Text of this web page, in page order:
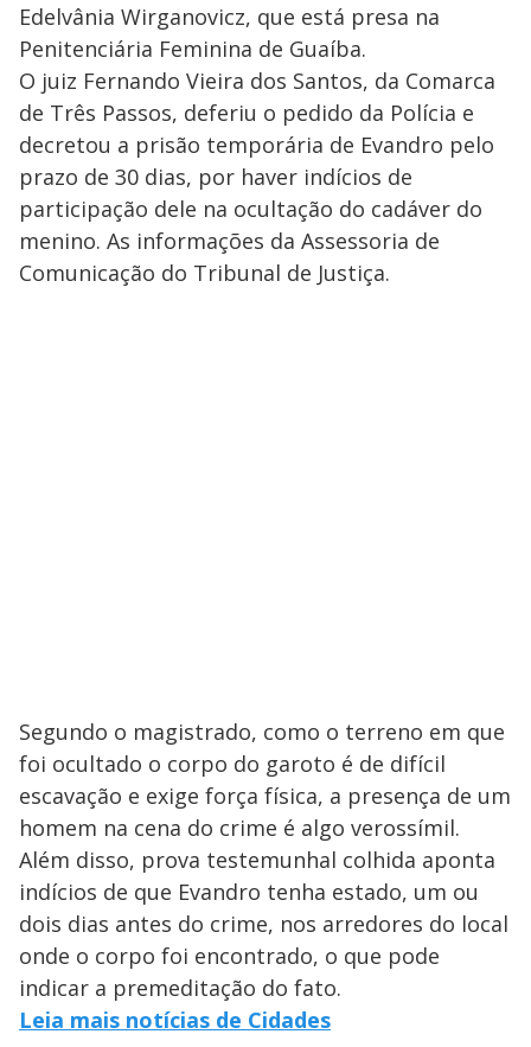
Edelvânia Wirganovicz, que está presa na
Penitenciária Feminina de Guaíba.
O juiz Fernando Vieira dos Santos, da Comarca
de Três Passos, deferiu o pedido da Polícia e
decretou a prisão temporária de Evandro pelo
prazo de 30 dias, por haver indícios de
participação dele na ocultação do cadáver do
menino. As informações da Assessoria de
Comunicação do Tribunal de Justiça.
Segundo o magistrado, como o terreno em que
foi ocultado o corpo do garoto é de difícil
escavação e exige força física, a presença de um
homem na cena do crime é algo verossímil.
Além disso, prova testemunhal colhida aponta
indícios de que Evandro tenha estado, um ou
dois dias antes do crime, nos arredores do local
onde o corpo foi encontrado, o que pode
indicar a premeditação do fato.
Leia mais notícias de Cidades